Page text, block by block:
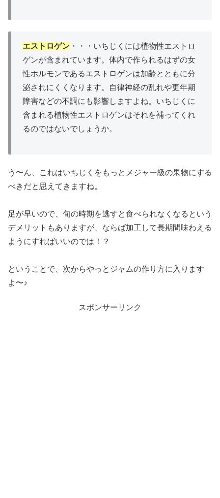
エストロゲン ・・・いちじくには植物性エストロ
ゲンが含まれています。体内で作られるはずの女
性ホルモンであるエストロゲンは加齢とともに分
泌されにくくなります。自律神経の乱れや更年期
障害などの不調にも影響しますよね。いちじくに
含まれる植物性エストロゲンはそれを補ってくれ
るのではないでしょうか。
う〜ん、これはいちじくをもっとメジャー級の果物にする
べきだと思えてきますね。
足が早いので、旬の時期を逃すと食べられなくなるという
デメリットもありますが、ならば加工して長期間味わえる
ようにすればいいのでは！？
ということで、次からやっとジャムの作り方に入ります
よ〜♪
スポンサーリンク